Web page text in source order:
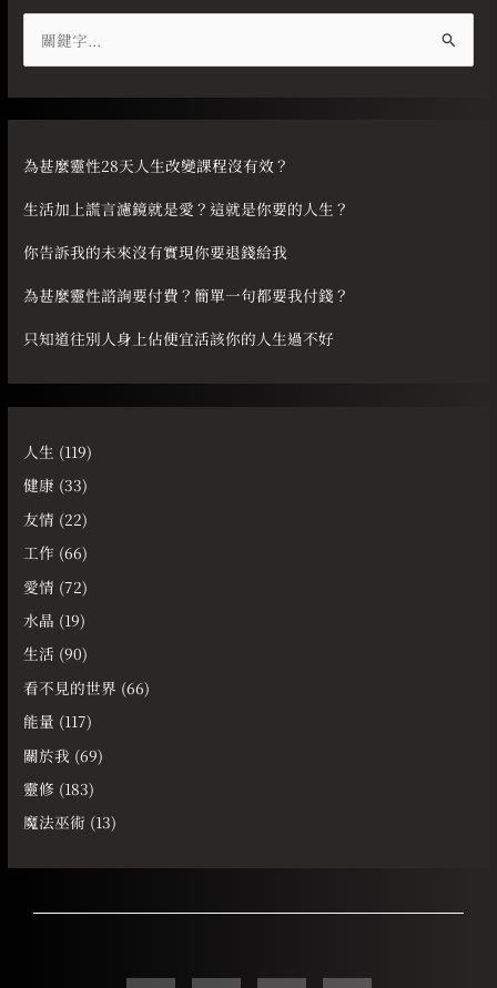
尋
關
字
為甚麼靈性28天人生改變課程沒有效？
生活加上謊言濾鏡就是愛？這就是你要的人生？
你告訴我的未來沒有實現你要退錢給我
為甚麼靈性諮詢要付費？簡單一句都要我付錢？
只知道往別人身上佔便宜活該你的人生過不好
人生 (119)
健康 (33)
友情 (22)
工作 (66)
愛情 (72)
水晶 (19)
生活 (90)
看不見的世界 (66)
能量 (117)
關於我 (69)
靈修 (183)
魔法巫術 (13)